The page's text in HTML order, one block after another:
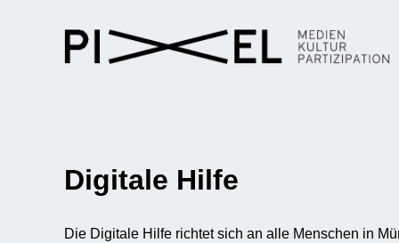
Digitale Hilfe
Die Digitale Hilfe richtet sich an alle Menschen in